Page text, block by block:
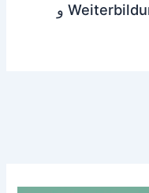
الفرق بين Ausbildung و Weiterbildung و